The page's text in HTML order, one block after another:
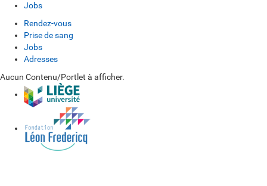
Jobs
Rendez-vous
Prise de sang
Jobs
Adresses
Aucun Contenu/Portlet à afficher.